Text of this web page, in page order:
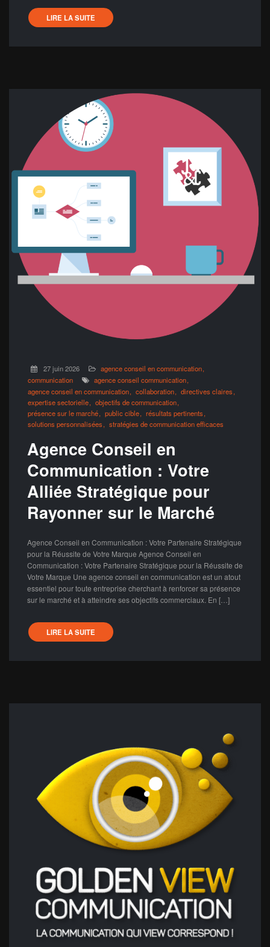
LIRE LA SUITE
27 juin 2026
agence conseil en communication
communication
agence conseil communication
agence conseil en communication
collaboration
directives claires
expertise sectorielle
objectifs de communication
présence sur le marché
public cible
résultats pertinents
solutions personnalisées
stratégies de communication efficaces
Agence Conseil en
Communication : Votre
Alliée Stratégique pour
Rayonner sur le Marché
Agence Conseil en Communication : Votre Partenaire Stratégique
pour la Réussite de Votre Marque Agence Conseil en
Communication : Votre Partenaire Stratégique pour la Réussite de
Votre Marque Une agence conseil en communication est un atout
essentiel pour toute entreprise cherchant à renforcer sa présence
sur le marché et à atteindre ses objectifs commerciaux. En […]
LIRE LA SUITE